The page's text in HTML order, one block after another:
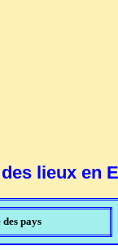
lieux en
pays